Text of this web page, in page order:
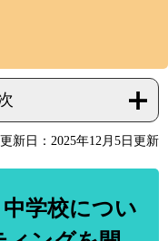
更新日：2025年12月5日更新
学校につい